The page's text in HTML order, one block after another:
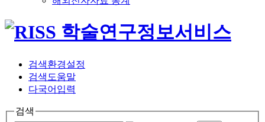
검색환경설정
검색도움말
다국어입력
검색